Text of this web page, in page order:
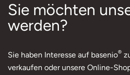
Sie möchten
werden?
Sie haben Interesse auf basenio®
verkaufen oder unsere Online-